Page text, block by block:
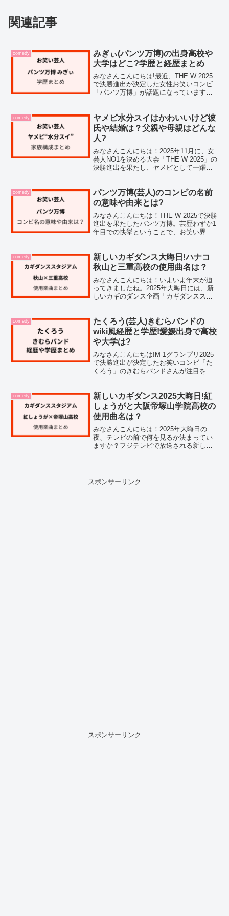
関連記事
comedy
みぎぃ(パンツ万博)の出身高校や
大学はどこ?学歴と経歴まとめ
みなさんこんにちは!最近、THE W 2025
で決勝進出が決定した女性お笑いコンビ
「パンツ万博」が話題になっていますよ
ですが、学歴や経歴についてまとまった
情報が意外と少...
comedy
ヤメピ水分スイはかわいいけど彼
氏や結婚は？父親や母親はどんな
人?
みなさんこんにちは！2025年11月に、女
芸人NO1を決める大会「THE W 2025」の
決勝進出を果たし、ヤメピとして一躍注
進出に驚いた方も多いのではないでしょ
うか...
comedy
パンツ万博(芸人)のコンビの名前
の意味や由来とは?
みなさんこんにちは！THE W 2025で決勝
進出を果たしたパンツ万博。芸歴わずか1
年目での快挙ということで、お笑い界で
トが強すぎて、どういう意味なのか、由
来は何なのか...
comedy
新しいカギダンス大晦日!ハナコ
秋山と三重高校の使用曲名は？
みなさんこんにちは！いよいよ年末が迫
ってきましたね。2025年大晦日には、新
しいカギのダンス企画「カギダンススタ
学校がタッグを組むチームに注目し、
『カギダンススタジアム...
comedy
たくろう(芸人)きむらバンドの
wiki風経歴と学歴!愛媛出身で高校
や大学は?
みなさんこんにちは!M-1グランプリ2025
で決勝進出が決定したお笑いコンビ「た
くろう」のきむらバンドさんが注目を集
ついてまとまった情報が少なかったんで
す。この記事では...
comedy
新しいカギダンス2025大晦日!紅
しょうがと大阪帝塚山学院高校の
使用曲名は？
みなさんこんにちは！2025年大晦日の
夜、テレビの前で何を見るか決まってい
ますか？フジテレビで放送される新しい
（熊元プロレスさん・稲田美...
スポンサーリンク
スポンサーリンク